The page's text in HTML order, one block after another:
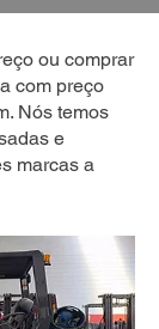
ou comprar
com preço
Nós temos
e
marcas a